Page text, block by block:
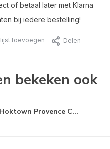
of betaal later met Klarna
bij iedere bestelling!
toevoegen Delen
bekeken ook
Provence C...